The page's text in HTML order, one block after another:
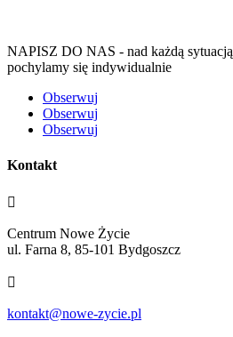
NAPISZ DO NAS - nad każdą sytuacją
pochylamy się indywidualnie
Obserwuj
Obserwuj
Obserwuj
Kontakt

Centrum Nowe Życie
ul. Farna 8, 85-101 Bydgoszcz

kontakt@nowe-zycie.pl